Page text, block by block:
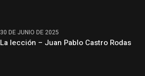
30 DE JUNIO DE 2025
La lección – Juan Pablo Castro Rodas